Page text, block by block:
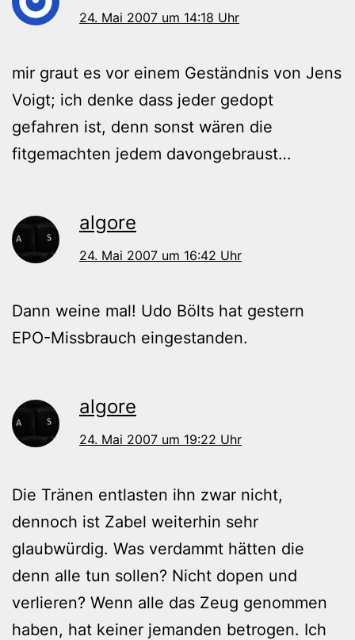
24. Mai 2007 um 14:18 Uhr
mir graut es vor einem Geständnis von Jens
Voigt; ich denke dass jeder gedopt
gefahren ist, denn sonst wären die
fitgemachten jedem davongebraust…
algore
24. Mai 2007 um 16:42 Uhr
Dann weine mal! Udo Bölts hat gestern
EPO-Missbrauch eingestanden.
algore
24. Mai 2007 um 19:22 Uhr
Die Tränen entlasten ihn zwar nicht,
dennoch ist Zabel weiterhin sehr
glaubwürdig. Was verdammt hätten die
denn alle tun sollen? Nicht dopen und
verlieren? Wenn alle das Zeug genommen
haben, hat keiner jemanden betrogen. Ich